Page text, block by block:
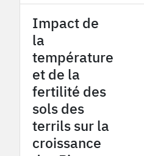
Impact de
la
température
et de la
fertilité des
sols des
terrils sur la
croissance